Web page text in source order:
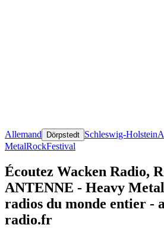
Allemand Dörpstedt Schleswig-Holstein
MetalRockFestival
Écoutez Wacken Radio,
ANTENNE - Heavy
radios du monde entier -
radio.fr